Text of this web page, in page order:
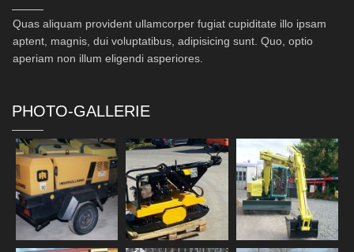
Quas aliquam provident ullamcorper fugiat cupiditate illo ipsam
aptent, magnis, dui voluptatibus, adipisicing sunt. Quo, optio
aperiam non illum eligendi asperiores.
PHOTO-GALLERIE